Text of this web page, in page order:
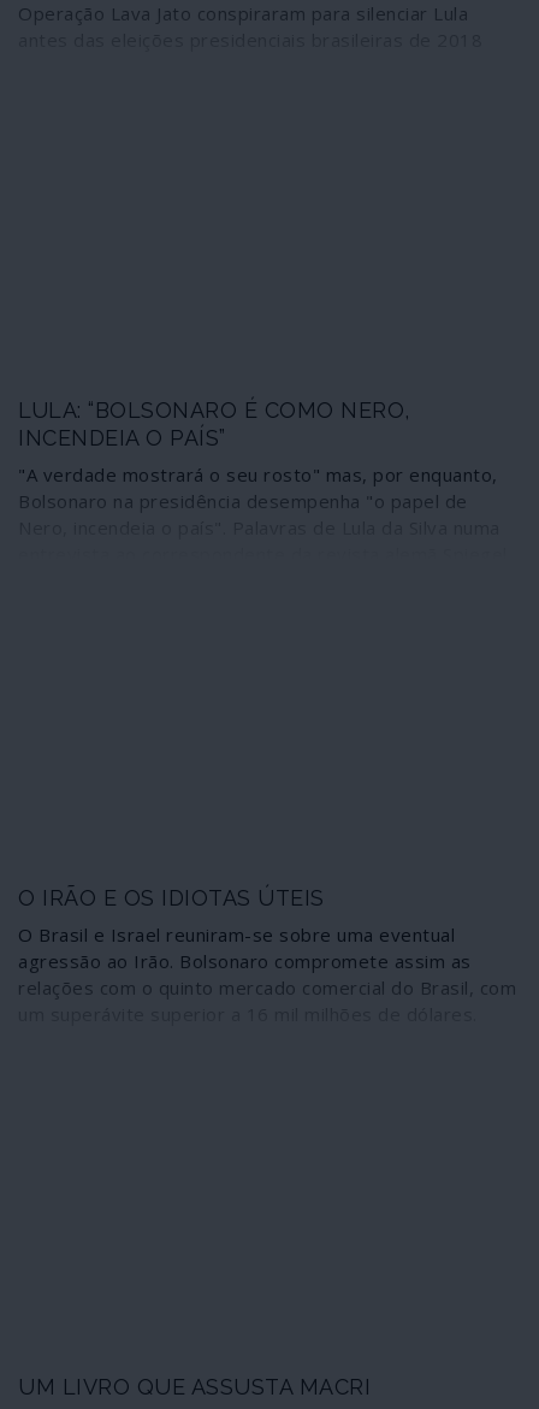
Operação Lava Jato conspiraram para silenciar Lula
LULA: “BOLSONARO É COMO NERO,
INCENDEIA O PAÍS”
"A verdade mostrará o seu rosto" mas, por enquanto,
Bolsonaro na presidência desempenha "o papel de
O IRÃO E OS IDIOTAS ÚTEIS
O Brasil e Israel reuniram-se sobre uma eventual
agressão ao Irão. Bolsonaro compromete assim as
relações com o quinto mercado comercial do Brasil, com
UM LIVRO QUE ASSUSTA MACRI